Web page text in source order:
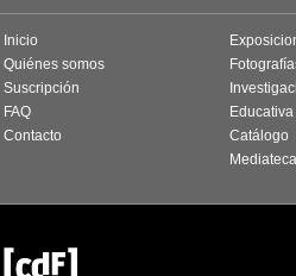
Inicio
Quiénes somos
Suscripción
FAQ
Contacto
Educativa
Catálogo
Mediateca